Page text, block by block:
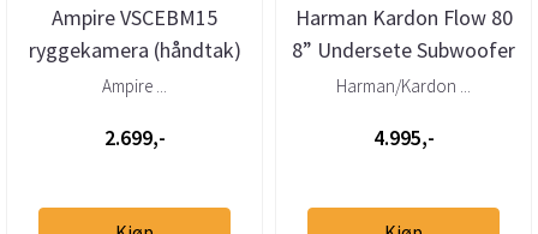
Ampire VSCEBM15
ryggekamera (håndtak)
(CVBS) BMW F/G-serie
Ampire ...
2.699,-
Harman Kardon Flow 80
8” Undersete Subwoofer
4 Ohm 125W RMS
Harman/Kardon ...
4.995,-